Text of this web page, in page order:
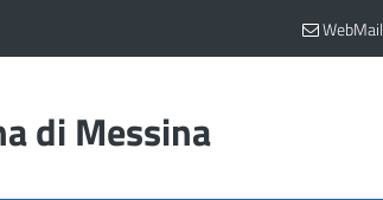
WebMail
di Messina